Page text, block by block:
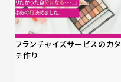
フランチャイズサービスのカタ
チ作り